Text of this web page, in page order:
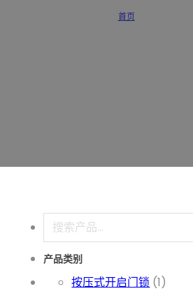
首页
搜索
产品类别
按压式开启门锁 11 个产品